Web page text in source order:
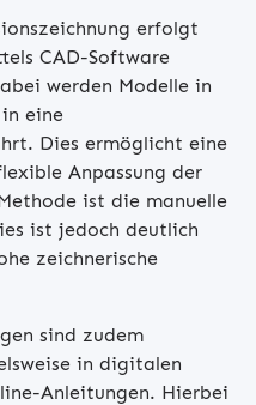
erfolgt
CAD-Software
werden Modelle in
eine
Dies ermöglicht eine
Anpassung der
ist die manuelle
ist jedoch deutlich
zeichnerische
sind zudem
in digitalen
Anleitungen. Hierbei